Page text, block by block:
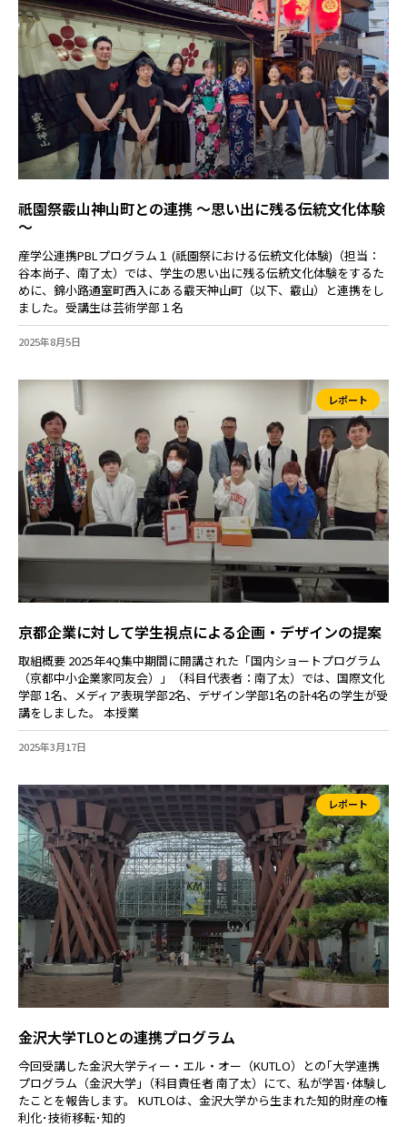
祇園祭霰山神山町との連携 ～思い出に残る伝統文化体験
～
産学公連携PBLプログラム１ (祇園祭における伝統文化体験)（担当：
谷本尚子、南了太）では、学生の思い出に残る伝統文化体験をするた
めに、錦小路通室町西入にある霰天神山町（以下、霰山）と連携をし
ました。受講生は芸術学部１名
2025年8月5日
レポート
京都企業に対して学生視点による企画・デザインの提案
取組概要 2025年4Q集中期間に開講された「国内ショートプログラム
（京都中小企業家同友会）」（科目代表者：南了太）では、国際文化
学部 1名、メディア表現学部2名、デザイン学部1名の計4名の学生が受
講をしました。 本授業
2025年3月17日
レポート
金沢大学TLOとの連携プログラム
今回受講した金沢大学ティー・エル・オー（KUTLO）との｢大学連携
プログラム（金沢大学｣（科目責任者 南了太）にて、私が学習･体験し
たことを報告します。 KUTLOは、金沢大学から生まれた知的財産の権
利化･技術移転･知的